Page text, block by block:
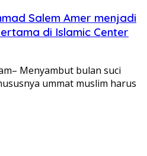
Salem Amer menjadi
di Islamic Center
Menyambut bulan suci
ummat muslim harus